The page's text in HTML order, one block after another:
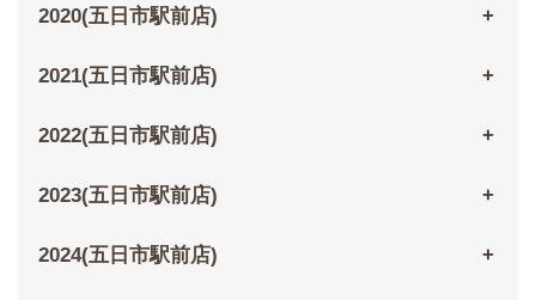
2020(五日市駅前店)
2021(五日市駅前店)
2022(五日市駅前店)
2023(五日市駅前店)
2024(五日市駅前店)